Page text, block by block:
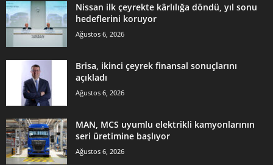
Nissan ilk çeyrekte kârlılığa döndü, yıl sonu
hedeflerini koruyor
Ağustos 6, 2026
Brisa, ikinci çeyrek finansal sonuçlarını
açıkladı
Ağustos 6, 2026
MAN, MCS uyumlu elektrikli kamyonlarının
seri üretimine başlıyor
Ağustos 6, 2026